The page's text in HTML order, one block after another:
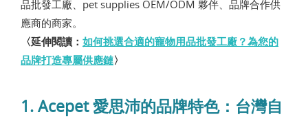
品批發工廠、pet supplies OEM/ODM 夥伴、品牌合作供
應商的商家。
〈延伸閱讀： 如何挑選合適的寵物用品批發工廠？為您的
品牌打造專屬供應鏈〉
1. Acepet 愛思沛的品牌特色：台灣自